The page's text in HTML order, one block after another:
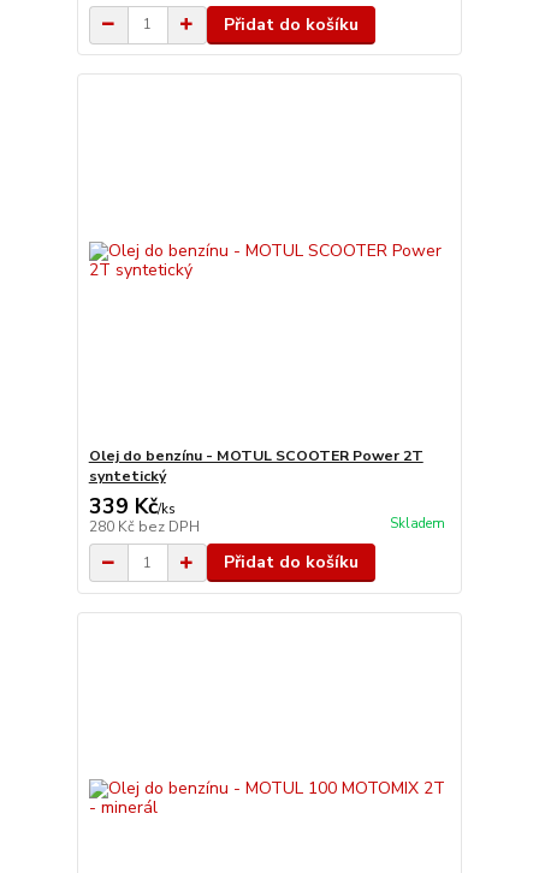
Přidat do košíku
Olej do benzínu - MOTUL SCOOTER Power 2T
syntetický
339 Kč/ks
280 Kč bez DPH Skladem
Přidat do košíku